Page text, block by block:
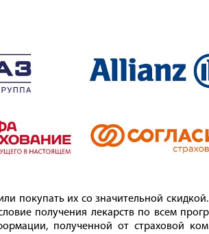
покупать их со значительной
получения лекарств по всем
полученной от страховой